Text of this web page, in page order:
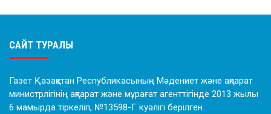
САЙТ ТУРАЛЫ
Газет Қазақстан Республикасының Мәдениет және ақпарат
министрлігінің ақпарат және мұрағат агенттігінде 2013 жылы
6 мамырда тіркеліп, №13598-Г куәлігі берілген.